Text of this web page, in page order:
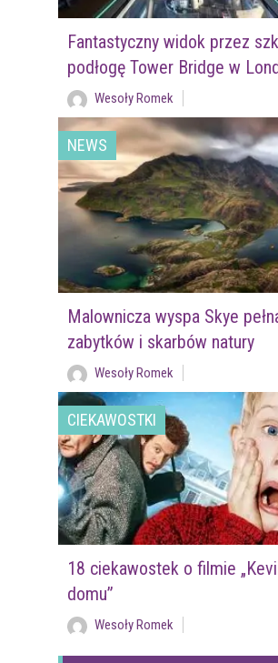
Fantastyczny widok przez
podłogę Tower Bridge w
Wesoły Romek
NEWS
Malownicza wyspa Skye
zabytków i skarbów natury
Wesoły Romek
CIEKAWOSTKI
18 ciekawostek o filmie
domu”
Wesoły Romek